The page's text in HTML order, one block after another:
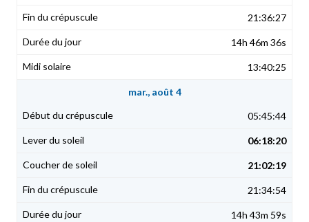
21:36:27
14h 46m 36s
13:40:25
mar., août 4
05:45:44
06:18:20
21:02:19
21:34:54
14h 43m 59s